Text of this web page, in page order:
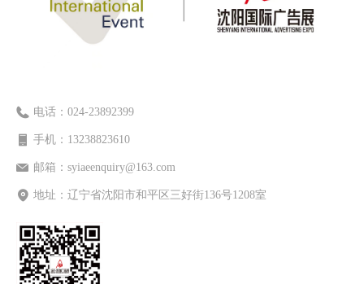
电话： 024-23892399
手机： 13238823610
邮箱： syiaeenquiry@163.com
地址： 辽宁省沈阳市和平区三好街136号1208室